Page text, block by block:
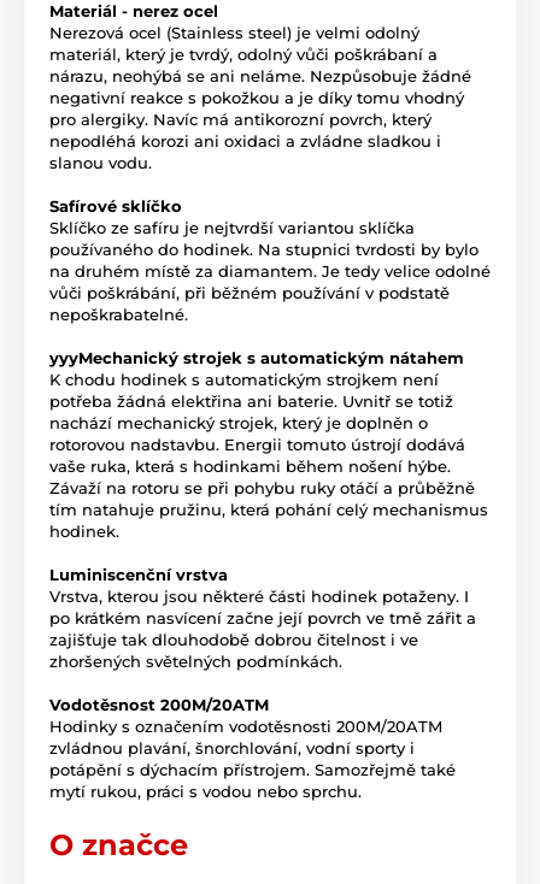
Materiál - nerez ocel
Nerezová ocel (Stainless steel) je velmi odolný
materiál, který je tvrdý, odolný vůči poškrábaní a
nárazu, neohýbá se ani neláme. Nezpůsobuje žádné
negativní reakce s pokožkou a je díky tomu vhodný
pro alergiky. Navíc má antikorozní povrch, který
nepodléhá korozi ani oxidaci a zvládne sladkou i
slanou vodu.
Safírové sklíčko
Sklíčko ze safíru je nejtvrdší variantou sklíčka
používaného do hodinek. Na stupnici tvrdosti by bylo
na druhém místě za diamantem. Je tedy velice odolné
vůči poškrábání, při běžném používání v podstatě
nepoškrabatelné.
yyyMechanický strojek s automatickým nátahem
K chodu hodinek s automatickým strojkem není
potřeba žádná elektřina ani baterie. Uvnitř se totiž
nachází mechanický strojek, který je doplněn o
rotorovou nadstavbu. Energii tomuto ústrojí dodává
vaše ruka, která s hodinkami během nošení hýbe.
Závaží na rotoru se při pohybu ruky otáčí a průběžně
tím natahuje pružinu, která pohání celý mechanismus
hodinek.
Luminiscenční vrstva
Vrstva, kterou jsou některé části hodinek potaženy. I
po krátkém nasvícení začne její povrch ve tmě zářit a
zajišťuje tak dlouhodobě dobrou čitelnost i ve
zhoršených světelných podmínkách.
Vodotěsnost 200M/20ATM
Hodinky s označením vodotěsnosti 200M/20ATM
zvládnou plavání, šnorchlování, vodní sporty i
potápění s dýchacím přístrojem. Samozřejmě také
mytí rukou, práci s vodou nebo sprchu.
O značce